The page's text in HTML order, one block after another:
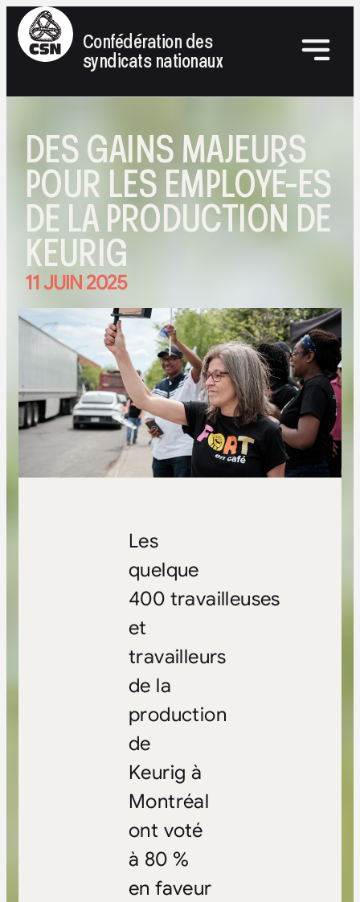
Confédération des
syndicats nationaux
DES GAINS MAJEURS
POUR LES EMPLOYÉ-ES
DE LA PRODUCTION DE
KEURIG
11 JUIN 2025
Les
quelque
400 travailleuses
et
travailleurs
de la
production
de
Keurig à
Montréal
ont voté
à 80 %
en faveur